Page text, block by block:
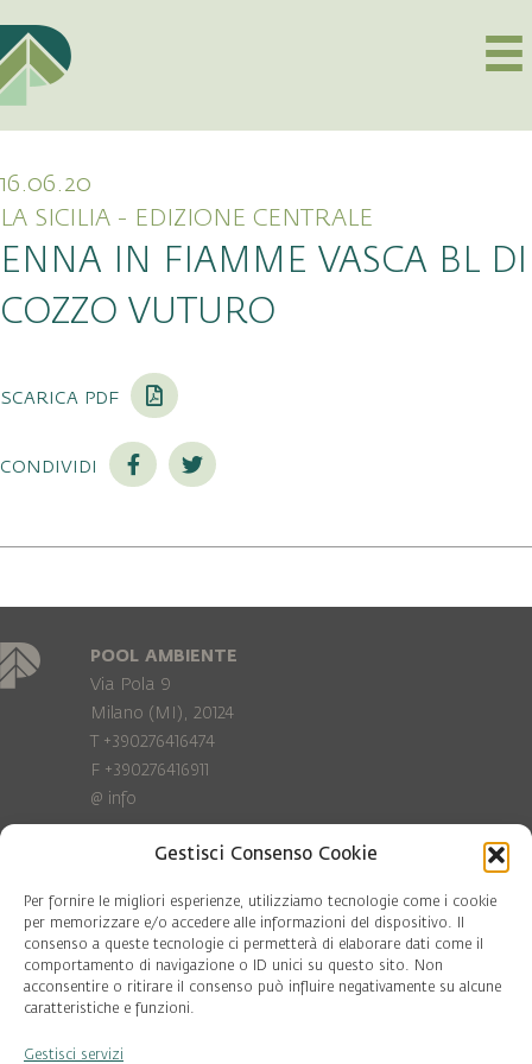
Gestisci Consenso Cookie
Per fornire le migliori esperienze, utilizziamo tecnologie come i cookie
per memorizzare e/o accedere alle informazioni del dispositivo. Il
consenso a queste tecnologie ci permetterà di elaborare dati come il
comportamento di navigazione o ID unici su questo sito. Non
acconsentire o ritirare il consenso può influire negativamente su alcune
caratteristiche e funzioni.
Gestisci servizi
16.06.20
LA SICILIA - EDIZIONE CENTRALE
ENNA IN FIAMME VASCA BL DI
COZZO VUTURO
scarica pdf
condividi
POOL AMBIENTE
Via Pola 9
Milano (MI), 20124
T +390276416474
F +390276416911
@ info
Privacy Policy
Cookie policy
COD. FISC. 97081560159
P.IVA 06375640965
© Pool Ambiente 2026
DESIGN & DEVELOPMENT by